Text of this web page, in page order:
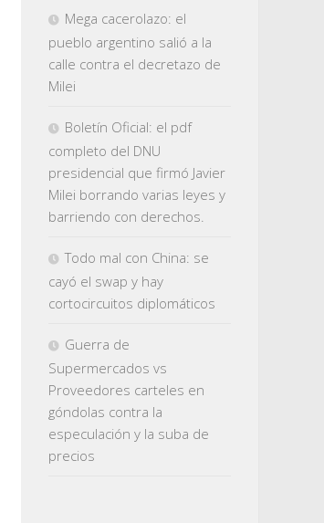
Mega cacerolazo: el
pueblo argentino salió a la
calle contra el decretazo de
Milei
Boletín Oficial: el pdf
completo del DNU
presidencial que firmó Javier
Milei borrando varias leyes y
barriendo con derechos.
Todo mal con China: se
cayó el swap y hay
cortocircuitos diplomáticos
Guerra de
Supermercados vs
Proveedores carteles en
góndolas contra la
especulación y la suba de
precios